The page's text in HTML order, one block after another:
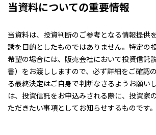
当資料についての重要情報
当資料は、投資判断のご参考となる情報提供
誘を目的としたものではありません。特定の
希望の場合には、販売会社において投資信託
書）をお渡ししますので、必ず詳細をご確認
る最終決定はご自身で判断なさるようお願い
は、投資信託をお申込みされる際に、投資家
ただきたい事項としてお知らせするものです。